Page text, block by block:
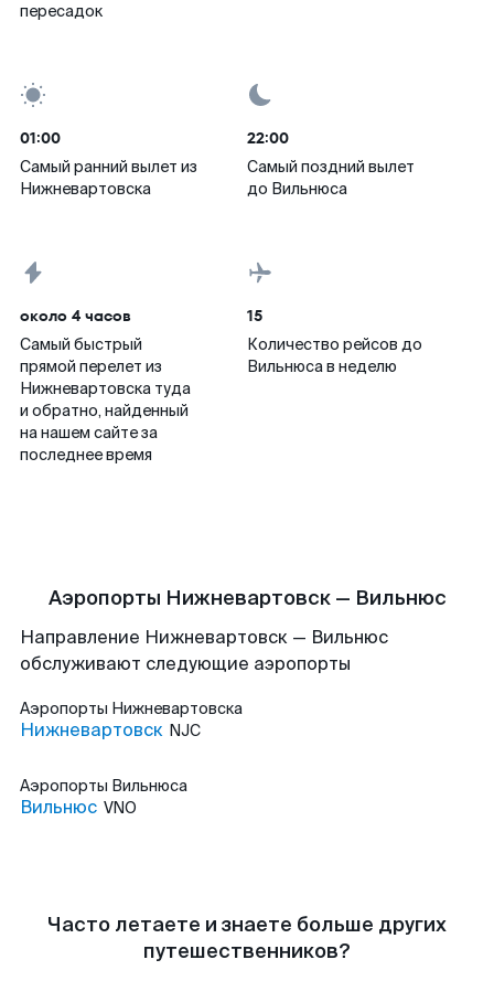
пересадок
01:00
Самый ранний вылет из
Нижневартовска
22:00
Самый поздний вылет
до Вильнюса
около 4 часов
Самый быстрый
прямой перелет из
Нижневартовска туда
и обратно, найденный
на нашем сайте за
последнее время
15
Количество рейсов до
Вильнюса в неделю
Аэропорты Нижневартовск — Вильнюс
Направление Нижневартовск — Вильнюс
обслуживают следующие аэропорты
Аэропорты Нижневартовска
Нижневартовск NJC
Аэропорты Вильнюса
Вильнюс VNO
Часто летаете и знаете больше других
путешественников?